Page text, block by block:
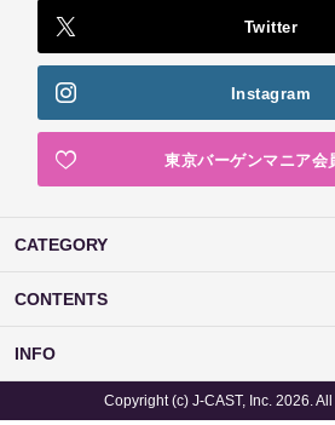
Twitter
Instagram
東京バーゲンマニア会
CATEGORY
CONTENTS
INFO
Copyright (c) J-CAST, Inc. 2026.